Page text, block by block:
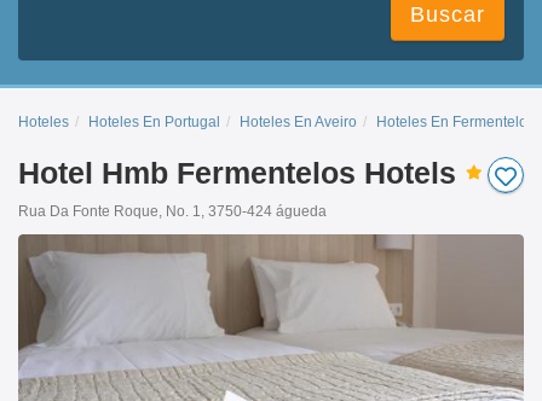
Buscar
Hoteles Hoteles En Portugal Hoteles En Aveiro Hoteles En Fermentelos
Hotel Hmb Fermentelos Hotels
Rua Da Fonte Roque, No. 1, 3750-424 águeda